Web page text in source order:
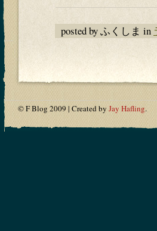
posted by ふくしま in
© F Blog 2009 | Created by Jay Hafling.